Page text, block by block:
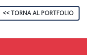
<< TORNA AL PORTFOLIO